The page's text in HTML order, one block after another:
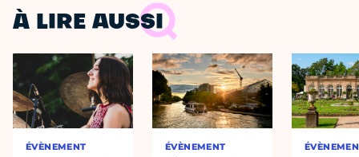
À LIRE AUSSI
ÉVÈNEMENT ÉVÈNEMENT